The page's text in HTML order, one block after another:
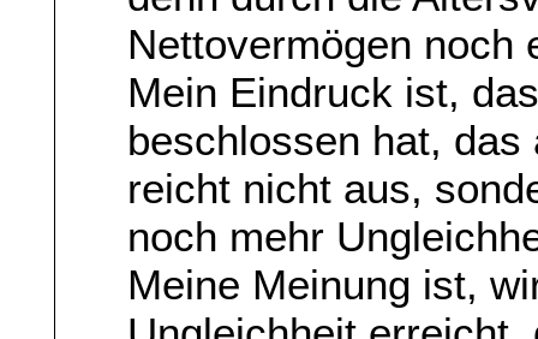
Nettovermögen
Mein Eindruck ist,
beschlossen hat,
reicht nicht aus,
noch mehr
Meine Meinung ist,